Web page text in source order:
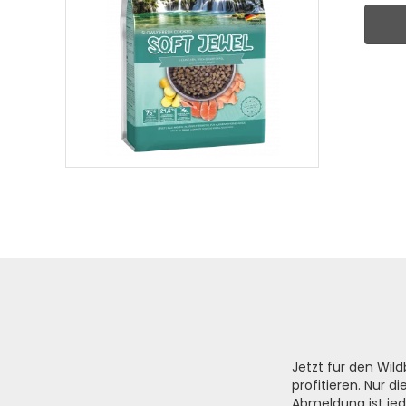
Jetzt für den
profitieren. Nur